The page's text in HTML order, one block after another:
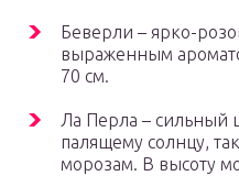
Беверли – ярко-
выраженным
70 см.
Ла Перла – сильный
палящему солнцу,
морозам. В высоту